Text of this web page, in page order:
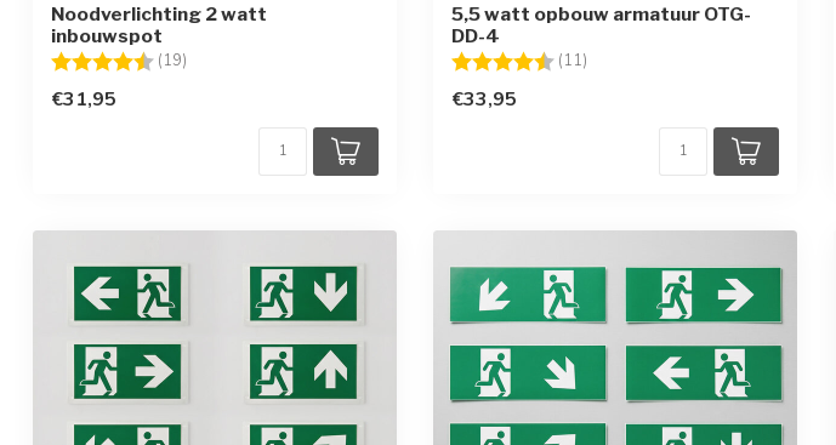
Noodverlichting 2 watt
inbouwspot
Beoordeling: (19)
€31,95
5,5 watt opbouw armatuur OTG-
DD-4
Beoordeling: (11)
€33,95